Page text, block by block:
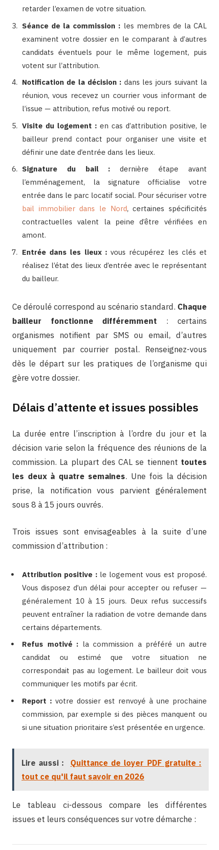
retarder l’examen de votre situation.
Séance de la commission : les membres de la CAL
examinent votre dossier en le comparant à d’autres
candidats éventuels pour le même logement, puis
votent sur l’attribution.
Notification de la décision : dans les jours suivant la
réunion, vous recevez un courrier vous informant de
l’issue — attribution, refus motivé ou report.
Visite du logement : en cas d’attribution positive, le
bailleur prend contact pour organiser une visite et
définir une date d’entrée dans les lieux.
Signature du bail : dernière étape avant
l’emménagement, la signature officialise votre
entrée dans le parc locatif social. Pour sécuriser votre
bail immobilier dans le Nord, certaines spécificités
contractuelles valent la peine d’être vérifiées en
amont.
Entrée dans les lieux :vous récupérez les clés et
réalisez l’état des lieux d’entrée avec le représentant
du bailleur.
Ce déroulé correspond au scénario standard. Chaque
bailleur fonctionne différemment : certains
organismes notifient par SMS ou email, d’autres
uniquement par courrier postal. Renseignez-vous
dès le départ sur les pratiques de l’organisme qui
gère votre dossier.
Délais d’attente et issues possibles
La durée entre l’inscription à l’ordre du jour et la
décision varie selon la fréquence des réunions de la
commission. La plupart des CAL se tiennent toutes
les deux à quatre semaines. Une fois la décision
prise, la notification vous parvient généralement
sous 8 à 15 jours ouvrés.
Trois issues sont envisageables à la suite d’une
commission d’attribution :
Attribution positive :le logement vous est proposé.
Vous disposez d’un délai pour accepter ou refuser —
généralement 10 à 15 jours. Deux refus successifs
peuvent entraîner la radiation de votre demande dans
certains départements.
Refus motivé : la commission a préféré un autre
candidat ou estimé que votre situation ne
correspondait pas au logement. Le bailleur doit vous
communiquer les motifs par écrit.
Report : votre dossier est renvoyé à une prochaine
commission, par exemple si des pièces manquent ou
si une situation prioritaire s’est présentée en urgence.
Lire aussi :
Quittance de loyer PDF gratuite :
tout ce qu'il faut savoir en 2026
Le tableau ci-dessous compare les différentes
issues et leurs conséquences sur votre démarche :